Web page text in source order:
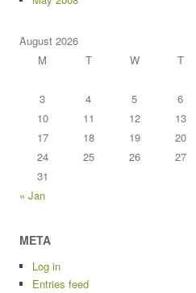
August 2026
M
T W T
3
4 5 6
10
11 12 13
17
18 19 20
24
25 26 27
31
« Jan
META
Log in
Entries feed